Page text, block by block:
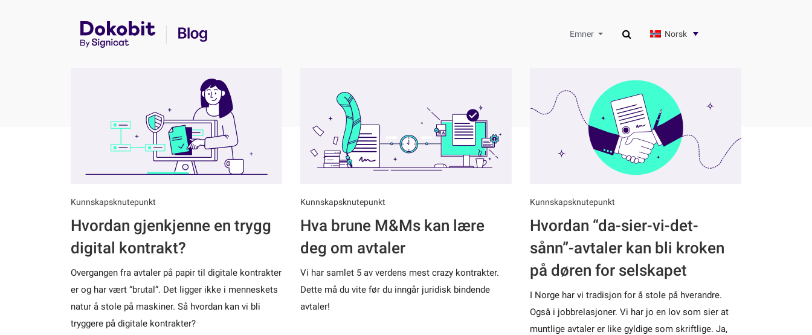
Emner Norsk
Kunnskapsknutepunkt
Hvordan gjenkjenne en trygg
digital kontrakt?
Overgangen fra avtaler på papir til digitale kontrakter
er og har vært “brutal”. Det ligger ikke i menneskets
natur å stole på maskiner. Så hvordan kan vi bli
tryggere på digitale kontrakter?
Kunnskapsknutepunkt
Hva brune M&Ms kan lære
deg om avtaler
Vi har samlet 5 av verdens mest crazy kontrakter.
Dette må du vite før du inngår juridisk bindende
avtaler!
Kunnskapsknutepunkt
Hvordan “da-sier-vi-det-
sånn”-avtaler kan bli kroken
på døren for selskapet
I Norge har vi tradisjon for å stole på hverandre.
Også i jobbrelasjoner. Vi har jo en lov som sier at
muntlige avtaler er like gyldige som skriftlige. Ja,